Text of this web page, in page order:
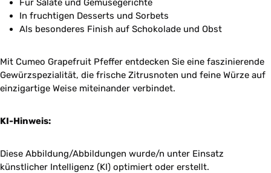
Für Salate und Gemüsegerichte
In fruchtigen Desserts und Sorbets
Als besonderes Finish auf Schokolade und Obst
Mit Cumeo Grapefruit Pfeffer entdecken Sie eine faszinierende
Gewürzspezialität, die frische Zitrusnoten und feine Würze auf
einzigartige Weise miteinander verbindet.
KI-Hinweis:
Diese Abbildung/Abbildungen wurde/n unter Einsatz
künstlicher Intelligenz (KI) optimiert oder erstellt.